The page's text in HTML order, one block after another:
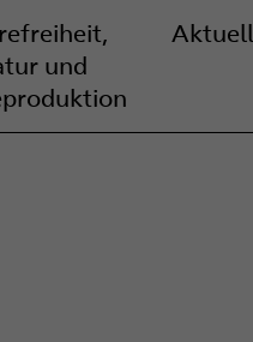
und
Aktuell